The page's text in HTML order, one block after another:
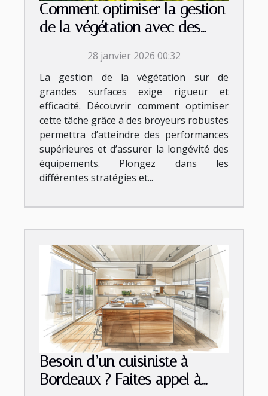
Comment optimiser la gestion
de la végétation avec des
28 janvier 2026 00:32
La gestion de la végétation sur de
grandes surfaces exige rigueur et
efficacité. Découvrir comment optimiser
cette tâche grâce à des broyeurs robustes
permettra d’atteindre des performances
supérieures et d’assurer la longévité des
équipements. Plongez dans les
différentes stratégies et...
Besoin d’un cuisiniste à
Bordeaux ? Faites appel à